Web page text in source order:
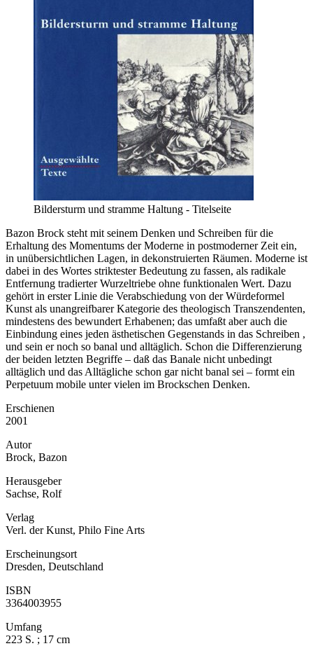
Bildersturm und stramme Haltung - Titelseite
Bazon Brock steht mit seinem Denken und Schreiben für die
Erhaltung des Momentums der Moderne in postmoderner Zeit ein,
in unübersichtlichen Lagen, in dekonstruierten Räumen. Moderne ist
dabei in des Wortes striktester Bedeutung zu fassen, als radikale
Entfernung tradierter Wurzeltriebe ohne funktionalen Wert. Dazu
gehört in erster Linie die Verabschiedung von der Würdeformel
Kunst als unangreifbarer Kategorie des theologisch Transzendenten,
mindestens des bewundert Erhabenen; das umfaßt aber auch die
Einbindung eines jeden ästhetischen Gegenstands in das Schreiben ,
und sein er noch so banal und alltäglich. Schon die Differenzierung
der beiden letzten Begriffe – daß das Banale nicht unbedingt
alltäglich und das Alltägliche schon gar nicht banal sei – formt ein
Perpetuum mobile unter vielen im Brockschen Denken.
Erschienen
2001
Autor
Brock, Bazon
Herausgeber
Sachse, Rolf
Verlag
Verl. der Kunst, Philo Fine Arts
Erscheinungsort
Dresden, Deutschland
ISBN
3364003955
Umfang
223 S. ; 17 cm